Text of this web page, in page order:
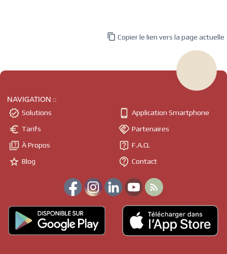
 Copier le lien vers la page actuelle
NAVIGATION ::
 Solutions
 Tarifs
 À Propos
 Blog
 Application Smartphone
 Partenaires
 F.A.Q.
 Contact
